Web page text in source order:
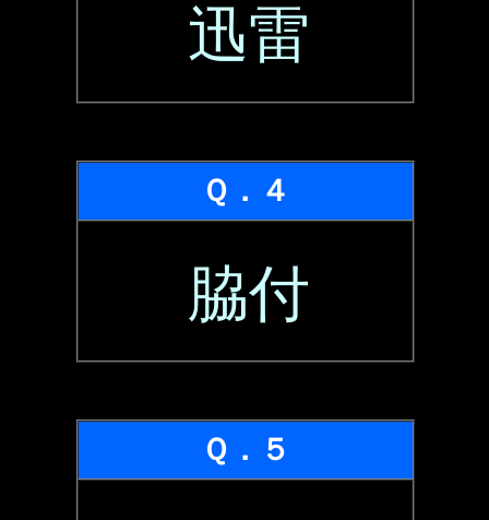
迅雷
Ｑ．４
脇付
Ｑ．５